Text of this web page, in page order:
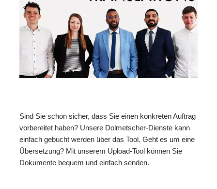
Sind Sie schon sicher, dass Sie einen konkreten Auftrag
vorbereitet haben? Unsere Dolmetscher-Dienste kann
einfach gebucht werden über das Tool. Geht es um eine
Übersetzung? Mit unserem Upload-Tool können Sie
Dokumente bequem und einfach senden.